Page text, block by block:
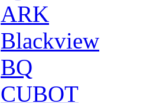
ARK
Blackview
BQ
CUBOT